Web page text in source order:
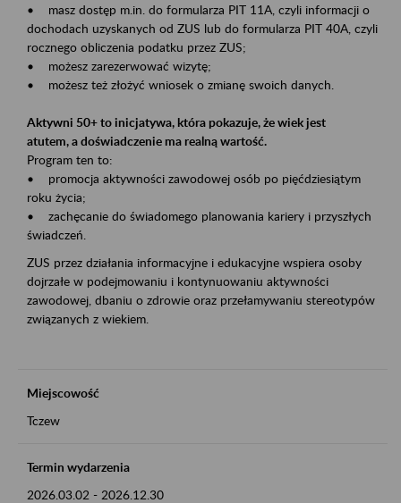
• masz dostęp m.in. do formularza PIT 11A, czyli informacji o
dochodach uzyskanych od ZUS lub do formularza PIT 40A, czyli
rocznego obliczenia podatku przez ZUS;
• możesz zarezerwować wizytę;
• możesz też złożyć wniosek o zmianę swoich danych.
Aktywni 50+ to inicjatywa, która pokazuje, że wiek jest
atutem, a doświadczenie ma realną wartość.
Program ten to:
• promocja aktywności zawodowej osób po pięćdziesiątym
roku życia;
• zachęcanie do świadomego planowania kariery i przyszłych
świadczeń.
ZUS przez działania informacyjne i edukacyjne wspiera osoby
dojrzałe w podejmowaniu i kontynuowaniu aktywności
zawodowej, dbaniu o zdrowie oraz przełamywaniu stereotypów
związanych z wiekiem.
Miejscowość
Tczew
Termin wydarzenia
2026.03.02 - 2026.12.30